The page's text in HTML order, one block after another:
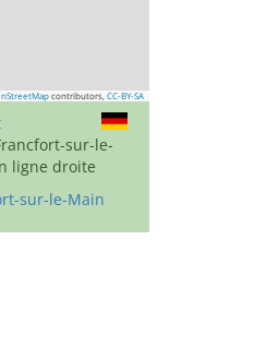
contributors, CC-BY-SA
sur-le-
ligne droite
sur-le-Main